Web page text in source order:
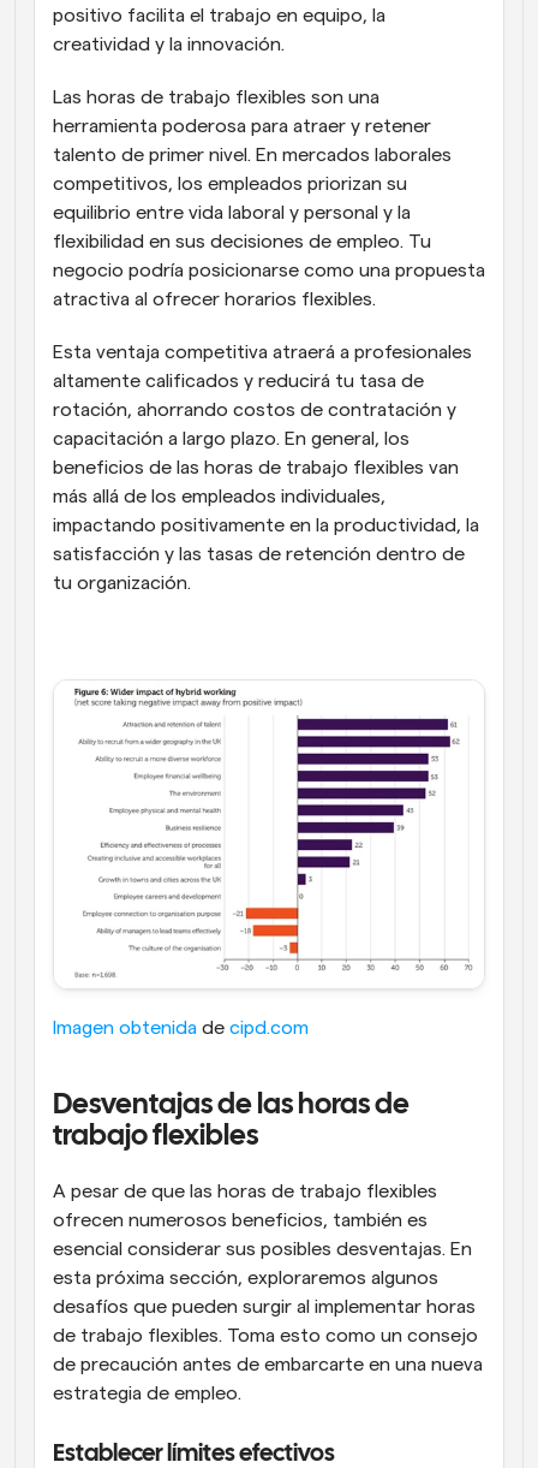
positivo facilita el trabajo en equipo, la
creatividad y la innovación.
Las horas de trabajo flexibles son una
herramienta poderosa para atraer y retener
talento de primer nivel. En mercados laborales
competitivos, los empleados priorizan su
equilibrio entre vida laboral y personal y la
flexibilidad en sus decisiones de empleo. Tu
negocio podría posicionarse como una propuesta
atractiva al ofrecer horarios flexibles.
Esta ventaja competitiva atraerá a profesionales
altamente calificados y reducirá tu tasa de
rotación, ahorrando costos de contratación y
capacitación a largo plazo. En general, los
beneficios de las horas de trabajo flexibles van
más allá de los empleados individuales,
impactando positivamente en la productividad, la
satisfacción y las tasas de retención dentro de
tu organización.
Imagen obtenida de cipd.com
Desventajas de las horas de
trabajo flexibles
A pesar de que las horas de trabajo flexibles
ofrecen numerosos beneficios, también es
esencial considerar sus posibles desventajas. En
esta próxima sección, exploraremos algunos
desafíos que pueden surgir al implementar horas
de trabajo flexibles. Toma esto como un consejo
de precaución antes de embarcarte en una nueva
estrategia de empleo.
Establecer límites efectivos